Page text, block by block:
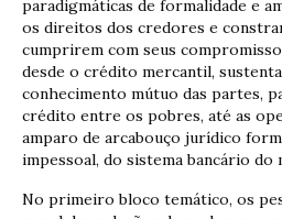
paradigmáticas de formalidade e
os direitos dos credores e
cumprirem com seus
desde o crédito mercantil,
conhecimento mútuo das partes,
crédito entre os pobres, até as
amparo de arcabouço jurídico
impessoal, do sistema bancário do
No primeiro bloco temático, os